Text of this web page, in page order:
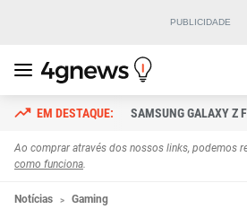
SAMSUNG GALAXY Z
Ao comprar através dos nossos links, podemos
como funciona.
Notícias Gaming